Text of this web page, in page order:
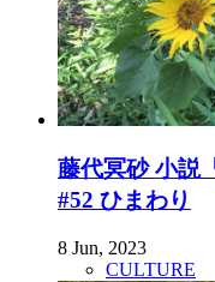
藤代冥砂 小説
#52 ひまわり
8 Jun, 2023
CULTURE